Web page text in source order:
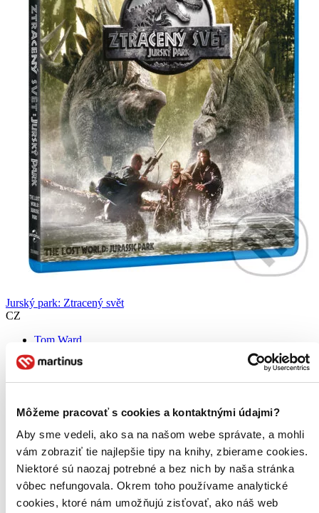
Môžeme pracovať s cookies a kontaktnými údajmi?
Aby sme vedeli, ako sa na našom webe správate, a mohli
vám zobraziť tie najlepšie tipy na knihy, zbierame cookies.
Niektoré sú naozaj potrebné a bez nich by naša stránka
vôbec nefungovala. Okrem toho používame analytické
cookies, ktoré nám umožňujú zisťovať, ako náš web
Jurský park: Ztracený svět
CZ
Tom Ward
Matthew Rhys
Režisér Steven Spielberg zavádí diváky ve Ztraceném světě zpět do
oblasti Jurského parku. Celosvětově úspěšné pokračování tohoto
filmového hitu nabízí ještě více dinosaurů, více napětí a více dech
beroucích, na Cenu Akademie® nominovaných...
Blu-ray film
7,30 €